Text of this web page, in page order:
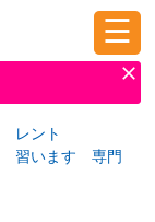
☰
レント
習います
専門